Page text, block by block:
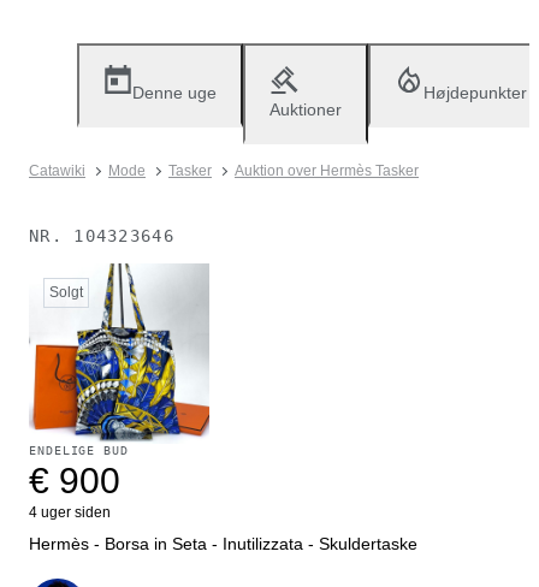
Denne uge
Auktioner
Højdepunkter
Catawiki Mode Tasker Auktion over Hermès Tasker
NR. 104323646
Solgt
ENDELIGE BUD
€ 900
4 uger siden
Hermès - Borsa in Seta - Inutilizzata - Skuldertaske